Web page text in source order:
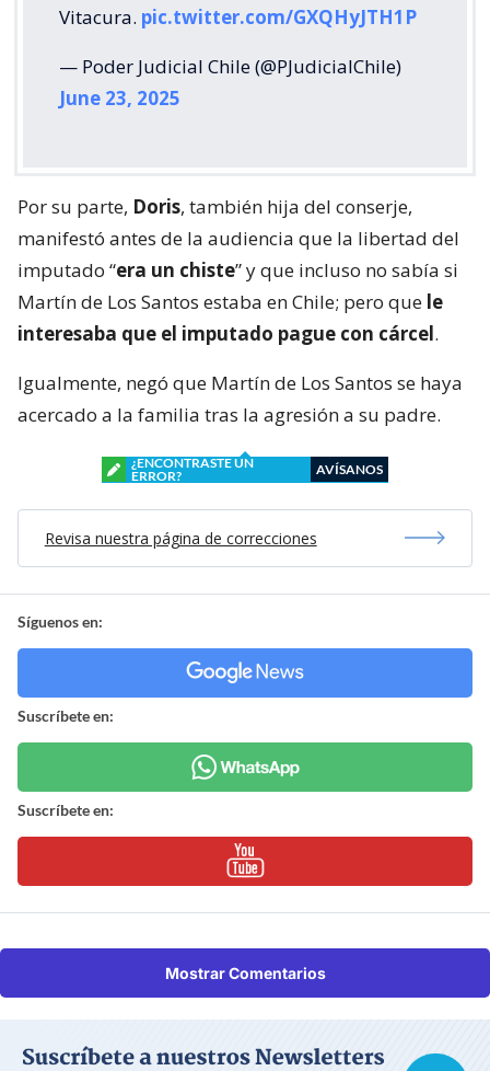
Vitacura. pic.twitter.com/GXQHyJTH1P
— Poder Judicial Chile (@PJudicialChile)
June 23, 2025
Por su parte, Doris, también hija del conserje,
manifestó antes de la audiencia que la libertad del
imputado “era un chiste” y que incluso no sabía si
Martín de Los Santos estaba en Chile; pero que le
interesaba que el imputado pague con cárcel.
Igualmente, negó que Martín de Los Santos se haya
acercado a la familia tras la agresión a su padre.
¿ENCONTRASTE UN
ERROR?
AVÍSANOS
Revisa nuestra página de correcciones
Síguenos en:
Suscríbete en:
Suscríbete en:
Mostrar Comentarios